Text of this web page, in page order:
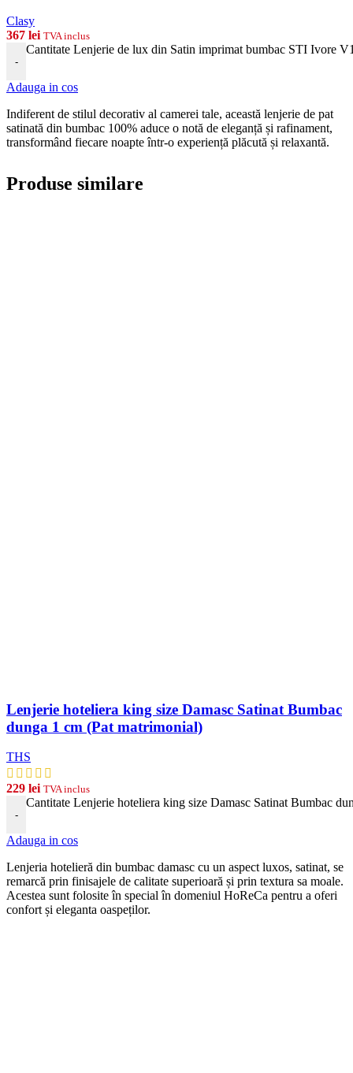
Clasy
367 lei TVA inclus
-
Cantitate Lenjerie de lux din Satin imprimat bumbac STI Ivore
Adauga in cos
Indiferent de stilul decorativ al camerei tale, această lenjerie de pat
satinată din bumbac 100% aduce o notă de eleganță și rafinament,
transformând fiecare noapte într-o experiență plăcută și relaxantă.
Produse similare
Lenjerie hoteliera king size Damasc Satinat Bumbac
dunga 1 cm (Pat matrimonial)
THS
229 lei TVA inclus
-
Cantitate Lenjerie hoteliera king size Damasc Satinat Bumbac
Adauga in cos
Lenjeria hotelieră din bumbac damasc cu un aspect luxos, satinat, se
remarcă prin finisajele de calitate superioară și prin textura sa moale.
Acestea sunt folosite în special în domeniul HoReCa pentru a oferi
confort și eleganta oaspeților.